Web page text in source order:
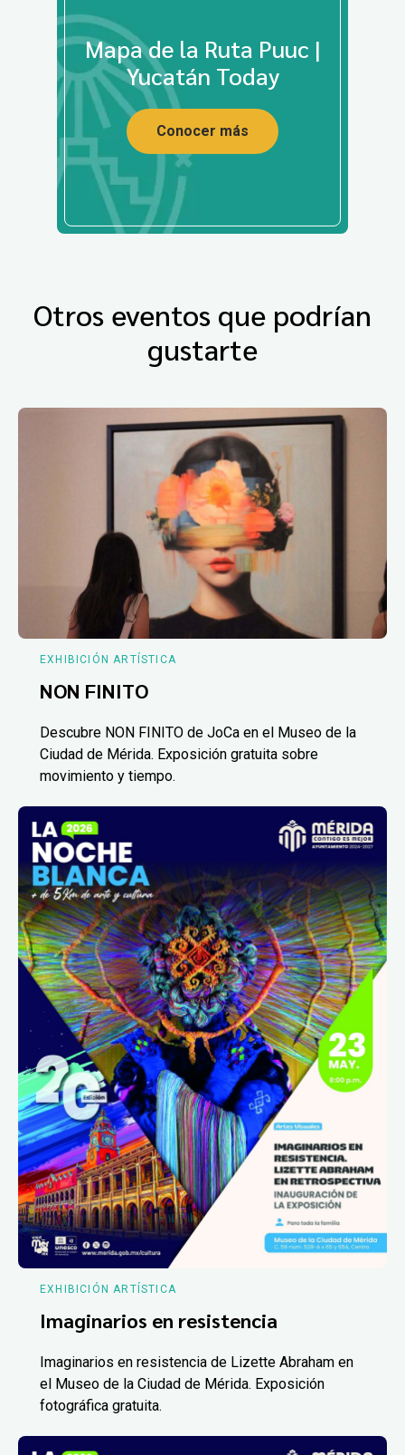
Mapa de la Ruta Puuc |
Yucatán Today
Conocer más
Otros eventos que podrían
gustarte
EXHIBICIÓN ARTÍSTICA
NON FINITO
Descubre NON FINITO de JoCa en el Museo de la
Ciudad de Mérida. Exposición gratuita sobre
movimiento y tiempo.
EXHIBICIÓN ARTÍSTICA
Imaginarios en resistencia
Imaginarios en resistencia de Lizette Abraham en
el Museo de la Ciudad de Mérida. Exposición
fotográfica gratuita.